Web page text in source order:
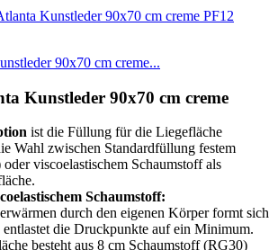
PF12
90x70 cm creme...
Kunstleder 90x70 cm creme
ist die Füllung für die Liegefläche
Wahl zwischen Standardfüllung festem
viscoelastischem Schaumstoff als
Schaumstoff:
durch den eigenen Körper formt sich
die Druckpunkte auf ein Minimum.
besteht aus 8 cm Schaumstoff (RG30)